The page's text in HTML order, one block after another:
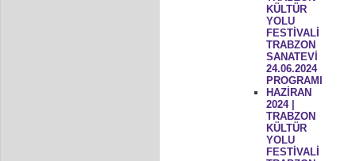
KÜLTÜR
YOLU
FESTİVALİ
TRABZON
SANATEVİ
24.06.2024
PROGRAMI
HAZİRAN
2024 |
TRABZON
KÜLTÜR
YOLU
FESTİVALİ